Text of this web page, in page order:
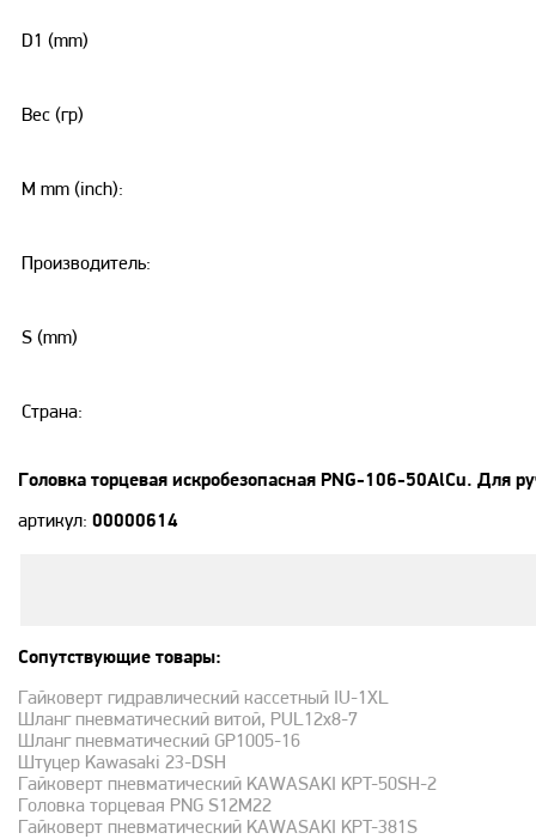
D1 (mm)
Вес (гр)
M mm (inch):
Производитель:
S (mm)
Страна:
Головка торцевая искробезопасная PNG-106-50AlCu. Для
артикул: 00000614
Сопутствующие товары:
Гайковерт гидравлический кассетный IU-1XL
Шланг пневматический витой, PUL12x8-7
Шланг пневматический GP1005-16
Штуцер Kawasaki 23-DSH
Гайковерт пневматический KAWASAKI KPT-50SH-2
Головка торцевая PNG S12M22
Гайковерт пневматический KAWASAKI KPT-381S